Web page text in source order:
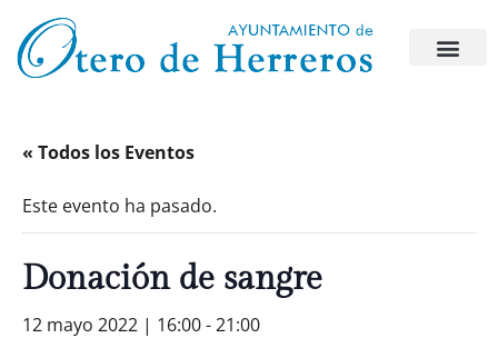
« Todos los Eventos
Este evento ha pasado.
Donación de sangre
12 mayo 2022 | 16:00-21:00